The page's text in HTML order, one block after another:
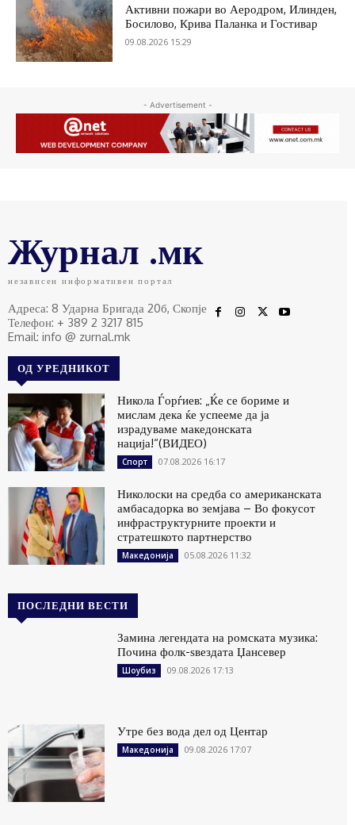
Активни пожари во Аеродром, Илинден,
Босилово, Крива Паланка и Гостивар
09.08.2026 15:29
- Advertisement -
Журнал .мк
независен информативен портал
Адреса: 8 Ударна Бригада 20б, Скопје
Телефон: + 389 2 3217 815
Email: info @ zurnal.mk
ОД УРЕДНИКОТ
Никола Ѓорѓиев: „Ќе се бориме и
мислам дека ќе успееме да ја
израдуваме македонската
нација!“(ВИДЕО)
Спорт 07.08.2026 16:17
Николоски на средба со американската
амбасадорка во земјава – Во фокусот
инфраструктурните проекти и
стратешкото партнерство
Македонија 05.08.2026 11:32
ПОСЛЕДНИ ВЕСТИ
Замина легендата на ромската музика:
Почина фолк-ѕвездата Џансевер
Шоубиз 09.08.2026 17:13
Утре без вода дел од Центар
Македонија 09.08.2026 17:07